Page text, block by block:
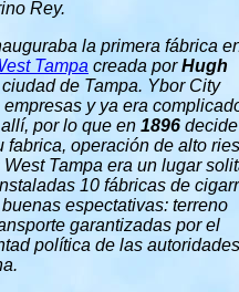
Rey.
la primera fábrica
Tampa creada porHugh
de Tampa. Ybor City
y ya era
por lo que en 1896 decide
fabrica, operación de alto
Tampa era un lugar
10 fábricas de
espectativas: terreno
garantizadas por el
política de las autoridades